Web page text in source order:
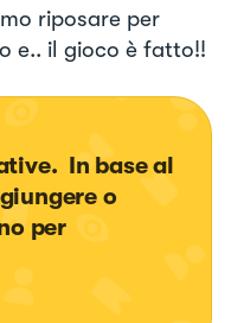
riposare per
e.. il gioco è fatto!!
In base al
o
per